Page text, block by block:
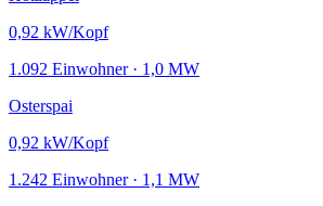
0,92 kW/Kopf
1.092 Einwohner · 1,0 MW
Osterspai
0,92 kW/Kopf
1.242 Einwohner · 1,1 MW